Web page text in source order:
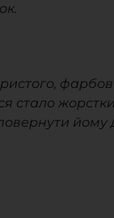
стало
йому